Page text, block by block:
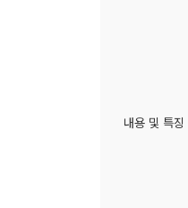
내용 및 특징